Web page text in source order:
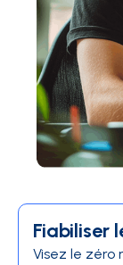
Fiabiliser
Visez le zéro